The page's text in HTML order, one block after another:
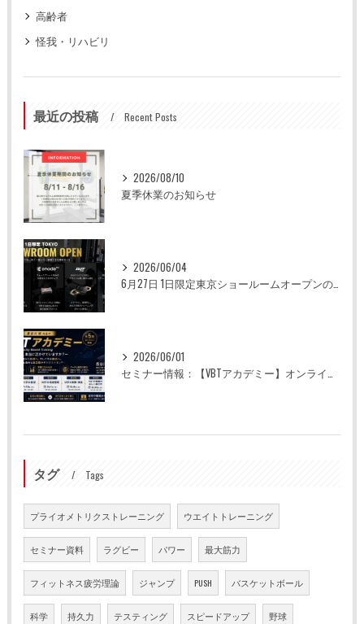
高齢者
怪我・リハビリ
最近の投稿 Recent Posts
2026/08/10
夏季休業のお知らせ
2026/06/04
6月27日 1日限定東京ショールームオープンのお知らせ
2026/06/01
セミナー情報：【VBTアカデミー】オンライン全5回
タグ Tags
プライオメトリクストレーニング ウエイトトレーニング
セミナー資料 ラグビー パワー 最大筋力
フィットネス疲労理論 ジャンプ PUSH バスケットボール
科学 持久力 テスティング スピードアップ 野球